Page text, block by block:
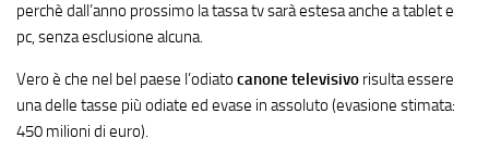
perchè dall’anno prossimo la tassa tv sarà estesa anche a tablet e
pc, senza esclusione alcuna.
Vero è che nel bel paese l’odiato canone televisivo risulta essere
una delle tasse più odiate ed evase in assoluto (evasione stimata:
450 milioni di euro).